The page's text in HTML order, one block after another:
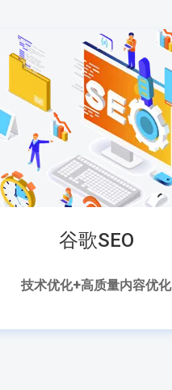
谷歌SEO
技术优化+高质量内容优化